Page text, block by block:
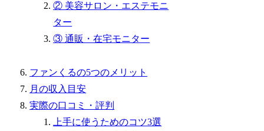
② 美容サロン・エステモニ
ター
③ 通販・在宅モニター
ファンくるの5つのメリット
月の収入目安
実際の口コミ・評判
上手に使うためのコツ3選